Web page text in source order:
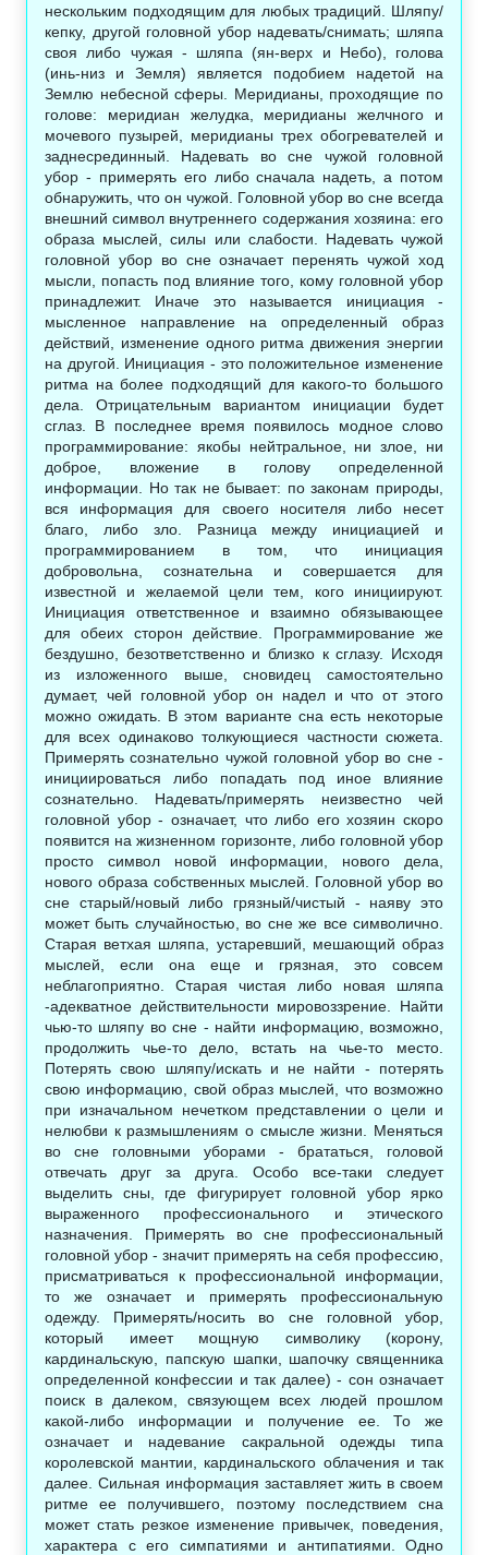
нескольким подходящим для любых традиций. Шляпу/
кепку, другой головной убор надевать/снимать; шляпа
своя либо чужая - шляпа (ян-верх и Небо), голова
(инь-низ и Земля) является подобием надетой на
Землю небесной сферы. Меридианы, проходящие по
голове: меридиан желудка, меридианы желчного и
мочевого пузырей, меридианы трех обогревателей и
заднесрединный. Надевать во сне чужой головной
убор - примерять его либо сначала надеть, а потом
обнаружить, что он чужой. Головной убор во сне всегда
внешний символ внутреннего содержания хозяина: его
образа мыслей, силы или слабости. Надевать чужой
головной убор во сне означает перенять чужой ход
мысли, попасть под влияние того, кому головной убор
принадлежит. Иначе это называется инициация -
мысленное направление на определенный образ
действий, изменение одного ритма движения энергии
на другой. Инициация - это положительное изменение
ритма на более подходящий для какого-то большого
дела. Отрицательным вариантом инициации будет
сглаз. В последнее время появилось модное слово
программирование: якобы нейтральное, ни злое, ни
доброе, вложение в голову определенной
информации. Но так не бывает: по законам природы,
вся информация для своего носителя либо несет
благо, либо зло. Разница между инициацией и
программированием в том, что инициация
добровольна, сознательна и совершается для
известной и желаемой цели тем, кого инициируют.
Инициация ответственное и взаимно обязывающее
для обеих сторон действие. Программирование же
бездушно, безответственно и близко к сглазу. Исходя
из изложенного выше, сновидец самостоятельно
думает, чей головной убор он надел и что от этого
можно ожидать. В этом варианте сна есть некоторые
для всех одинаково толкующиеся частности сюжета.
Примерять сознательно чужой головной убор во сне -
инициироваться либо попадать под иное влияние
сознательно. Надевать/примерять неизвестно чей
головной убор - означает, что либо его хозяин скоро
появится на жизненном горизонте, либо головной убор
просто символ новой информации, нового дела,
нового образа собственных мыслей. Головной убор во
сне старый/новый либо грязный/чистый - наяву это
может быть случайностью, во сне же все символично.
Старая ветхая шляпа, устаревший, мешающий образ
мыслей, если она еще и грязная, это совсем
неблагоприятно. Старая чистая либо новая шляпа
-адекватное действительности мировоззрение. Найти
чью-то шляпу во сне - найти информацию, возможно,
продолжить чье-то дело, встать на чье-то место.
Потерять свою шляпу/искать и не найти - потерять
свою информацию, свой образ мыслей, что возможно
при изначальном нечетком представлении о цели и
нелюбви к размышлениям о смысле жизни. Меняться
во сне головными уборами - брататься, головой
отвечать друг за друга. Особо все-таки следует
выделить сны, где фигурирует головной убор ярко
выраженного профессионального и этического
назначения. Примерять во сне профессиональный
головной убор - значит примерять на себя профессию,
присматриваться к профессиональной информации,
то же означает и примерять профессиональную
одежду. Примерять/носить во сне головной убор,
который имеет мощную символику (корону,
кардинальскую, папскую шапки, шапочку священника
определенной конфессии и так далее) - сон означает
поиск в далеком, связующем всех людей прошлом
какой-либо информации и получение ее. То же
означает и надевание сакральной одежды типа
королевской мантии, кардинальского облачения и так
далее. Сильная информация заставляет жить в своем
ритме ее получившего, поэтому последствием сна
может стать резкое изменение привычек, поведения,
характера с его симпатиями и антипатиями. Одно